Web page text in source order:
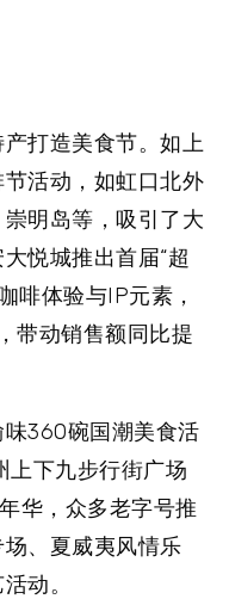
打造美食节。如上
活动，如虹口北外
明岛等，吸引了大
悦城推出首届“超
啡体验与IP元素，
带动销售额同比提
360碗国潮美食活
上下九步行街广场
华，众多老字号推
、夏威夷风情乐
动。